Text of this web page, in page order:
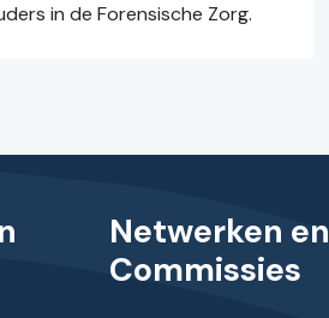
in de Forensische Zorg.
Netwerken en
Commissies